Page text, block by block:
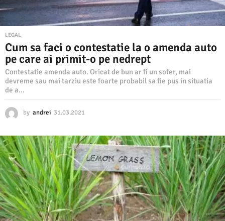
LEGAL
Cum sa faci o contestatie la o amenda auto
pe care ai primit-o pe nedrept
Contestatie amenda auto. Oricat de bun ar fi un sofer, mai
devreme sau mai tarziu este foarte probabil sa fie pus in situatia
de a...
by andrei 31.03.2021
0
3
.
2
0
2
1